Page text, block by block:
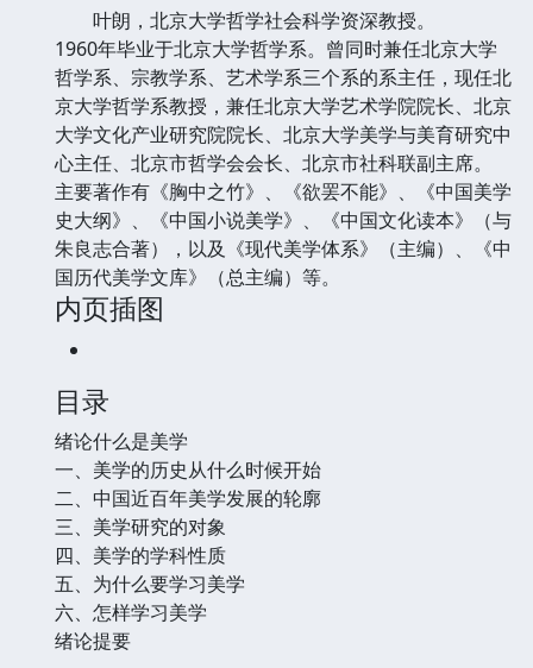
叶朗，北京大学哲学社会科学资深教授。
1960年毕业于北京大学哲学系。曾同时兼任北京大学
哲学系、宗教学系、艺术学系三个系的系主任，现任北
京大学哲学系教授，兼任北京大学艺术学院院长、北京
大学文化产业研究院院长、北京大学美学与美育研究中
心主任、北京市哲学会会长、北京市社科联副主席。
主要著作有《胸中之竹》、《欲罢不能》、《中国美学
史大纲》、《中国小说美学》、《中国文化读本》（与
朱良志合著），以及《现代美学体系》（主编）、《中
国历代美学文库》（总主编）等。
内页插图
目录
绪论什么是美学
一、美学的历史从什么时候开始
二、中国近百年美学发展的轮廓
三、美学研究的对象
四、美学的学科性质
五、为什么要学习美学
六、怎样学习美学
绪论提要